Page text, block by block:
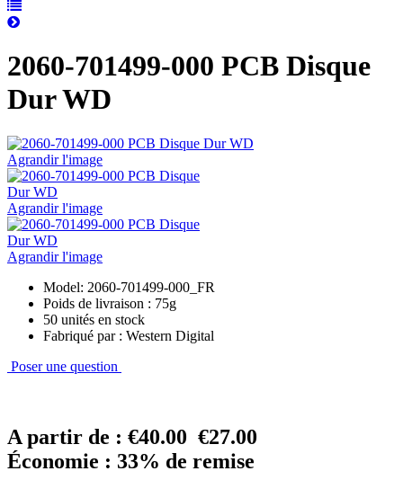
2060-701499-000 PCB Disque
Dur WD
Agrandir l'image
Agrandir l'image
Agrandir l'image
Model: 2060-701499-000_FR
Poids de livraison : 75g
50 unités en stock
Fabriqué par : Western Digital
Poser une question
A partir de : €40.00 €27.00
Économie : 33% de remise